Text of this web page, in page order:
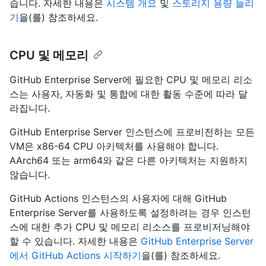
습니다. 자세한 내용은 시스템 개요 및 스토리지 용량 늘리
기을(를) 참조하세요.
CPU 및 메모리
GitHub Enterprise Server에 필요한 CPU 및 메모리 리소
스는 사용자, 자동화 및 통합에 대한 활동 수준에 따라 달
라집니다.
GitHub Enterprise Server 인스턴스에 프로비전하는 모든
VM은 x86-64 CPU 아키텍처를 사용해야 합니다.
AArch64 또는 arm64와 같은 다른 아키텍처는 지원하지
않습니다.
GitHub Actions 인스턴스의 사용자에 대해 GitHub
Enterprise Server를 사용하도록 설정하려는 경우 인스턴
스에 대한 추가 CPU 및 메모리 리소스를 프로비저닝해야
할 수 있습니다. 자세한 내용은 GitHub Enterprise Server
에서 GitHub Actions 시작하기을(를) 참조하세요.